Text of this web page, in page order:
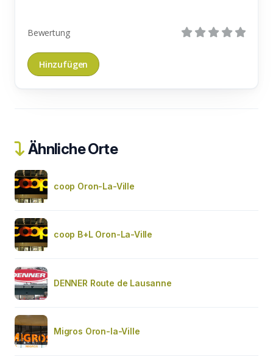
Bewertung
Ähnliche Orte
coop Oron-La-Ville
coop B+L Oron-La-Ville
DENNER Route de Lausanne
Migros Oron-la-Ville